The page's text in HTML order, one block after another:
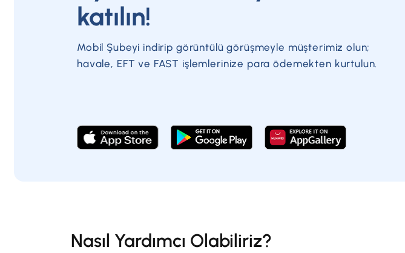
katılın!
Mobil Şubeyi indirip görüntülü görüşmeyle müşterimiz olun;
havale, EFT ve FAST işlemlerinize para ödemekten kurtulun.
Nasıl Yardımcı Olabiliriz?